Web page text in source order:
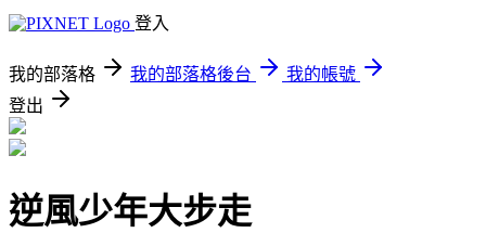
登入
我的部落格 我的部落格後台
我的帳號
登出
逆風少年大步走